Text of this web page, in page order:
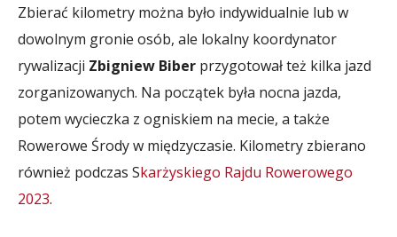
Zbierać kilometry można było indywidualnie lub w
dowolnym gronie osób, ale lokalny koordynator
rywalizacji Zbigniew Biber przygotował też kilka jazd
zorganizowanych. Na początek była nocna jazda,
potem wycieczka z ogniskiem na mecie, a także
Rowerowe Środy w międzyczasie. Kilometry zbierano
również podczas Skarżyskiego Rajdu Rowerowego
2023.